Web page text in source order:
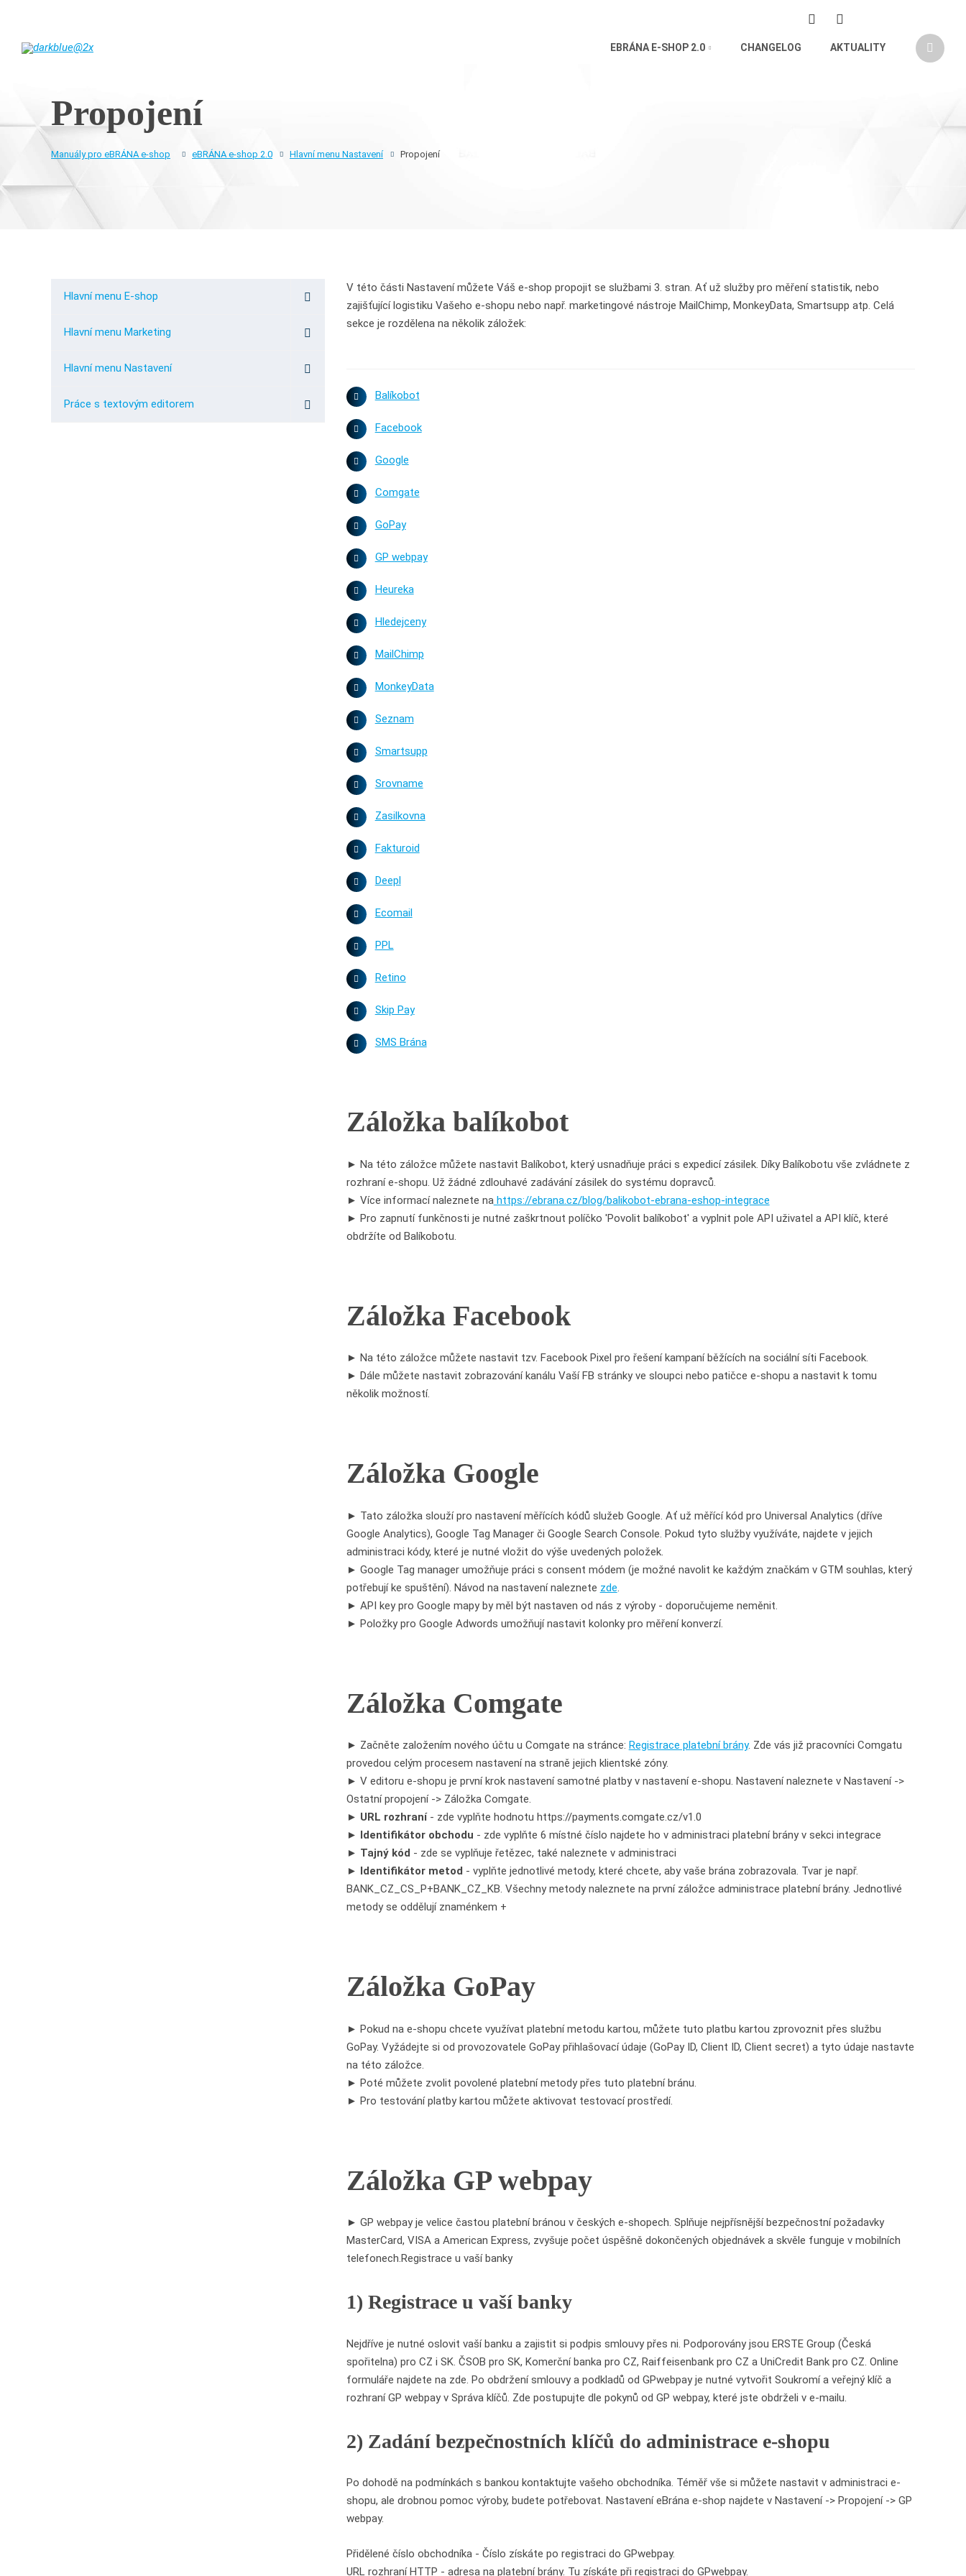
EBRÁNA E-SHOP 2.0 CHANGELOG AKTUALITY
Propojení
Manuály pro eBRÁNA e-shop eBRÁNA e-shop 2.0 Hlavní menu Nastavení Propojení
Hlavní menu E-shop
Hlavní menu Marketing
Hlavní menu Nastavení
Práce s textovým editorem
V této části Nastavení můžete Váš e-shop propojit se službami 3. stran. Ať už služby pro měření statistik, nebo
zajišťující logistiku Vašeho e-shopu nebo např. marketingové nástroje MailChimp, MonkeyData, Smartsupp atp. Celá
sekce je rozdělena na několik záložek:
Balíkobot
Facebook
Google
Comgate
GoPay
GP webpay
Heureka
Hledejceny
MailChimp
MonkeyData
Seznam
Smartsupp
Srovname
Zasilkovna
Fakturoid
Deepl
Ecomail
PPL
Retino
Skip Pay
SMS Brána
Záložka balíkobot
► Na této záložce můžete nastavit Balíkobot, který usnadňuje práci s expedicí zásilek. Díky Balíkobotu vše zvládnete z
rozhraní e-shopu. Už žádné zdlouhavé zadávání zásilek do systému dopravců.
► Více informací naleznete na https://ebrana.cz/blog/balikobot-ebrana-eshop-integrace
► Pro zapnutí funkčnosti je nutné zaškrtnout políčko 'Povolit balíkobot' a vyplnit pole API uživatel a API klíč, které
obdržíte od Balíkobotu.
Záložka Facebook
► Na této záložce můžete nastavit tzv. Facebook Pixel pro řešení kampaní běžících na sociální síti Facebook.
► Dále můžete nastavit zobrazování kanálu Vaší FB stránky ve sloupci nebo patičce e-shopu a nastavit k tomu
několik možností.
Záložka Google
► Tato záložka slouží pro nastavení měřících kódů služeb Google. Ať už měřící kód pro Universal Analytics (dříve
Google Analytics), Google Tag Manager či Google Search Console. Pokud tyto služby využíváte, najdete v jejich
administraci kódy, které je nutné vložit do výše uvedených položek.
► Google Tag manager umožňuje práci s consent módem (je možné navolit ke každým značkám v GTM souhlas, který
potřebují ke spuštění). Návod na nastavení naleznete zde
► API key pro Google mapy by měl být nastaven od nás z výroby - doporučujeme neměnit.
► Položky pro Google Adwords umožňují nastavit kolonky pro měření konverzí.
Záložka Comgate
► Začněte založením nového účtu u Comgate na stránce: Registrace platební brány. Zde vás již pracovníci Comgatu
provedou celým procesem nastavení na straně jejich klientské zóny.
► V editoru e-shopu je první krok nastavení samotné platby v nastavení e-shopu. Nastavení naleznete v Nastavení ->
Ostatní propojení -> Záložka Comgate.
► URL rozhraní- zde vyplňte hodnotu https://payments.comgate.cz/v1.0
► Identifikátor obchodu - zde vyplňte 6 místné číslo najdete ho v administraci platební brány v sekci integrace
► Tajný kód - zde se vyplňuje řetězec, také naleznete v administraci
► Identifikátor metod - vyplňte jednotlivé metody, které chcete, aby vaše brána zobrazovala. Tvar je např.
BANK_CZ_CS_P+BANK_CZ_KB. Všechny metody naleznete na první záložce administrace platební brány. Jednotlivé
metody se oddělují znaménkem +
Záložka GoPay
► Pokud na e-shopu chcete využívat platební metodu kartou, můžete tuto platbu kartou zprovoznit přes službu
GoPay. Vyžádejte si od provozovatele GoPay přihlašovací údaje (GoPay ID, Client ID, Client secret) a tyto údaje nastavte
na této záložce.
► Poté můžete zvolit povolené platební metody přes tuto platební bránu.
► Pro testování platby kartou můžete aktivovat testovací prostředí.
Záložka GP webpay
► GP webpay je velice častou platební bránou v českých e-shopech. Splňuje nejpřísnější bezpečnostní požadavky
MasterCard, VISA a American Express, zvyšuje počet úspěšně dokončených objednávek a skvěle funguje v mobilních
telefonech.Registrace u vaší banky
1) Registrace u vaší banky
Nejdříve je nutné oslovit vaší banku a zajistit si podpis smlouvy přes ni. Podporovány jsou ERSTE Group (Česká
spořitelna) pro CZ i SK. ČSOB pro SK, Komerční banka pro CZ, Raiffeisenbank pro CZ a UniCredit Bank pro CZ. Online
formuláře najdete na zde. Po obdržení smlouvy a podkladů od GPwebpay je nutné vytvořit Soukromí a veřejný klíč a
rozhraní GP webpay v Správa klíčů. Zde postupujte dle pokynů od GP webpay, které jste obdrželi v e-mailu.
2) Zadání bezpečnostních klíčů do administrace e-shopu
Po dohodě na podmínkách s bankou kontaktujte vašeho obchodníka. Téměř vše si můžete nastavit v administraci e-
shopu, ale drobnou pomoc výroby, budete potřebovat. Nastavení eBrána e-shop najdete v Nastavení -> Propojení -> GP
webpay.
Přidělené číslo obchodníka - Číslo získáte po registraci do GPwebpay.
URL rozhraní HTTP - adresa na platební brány. Tu získáte při registraci do GPwebpay.